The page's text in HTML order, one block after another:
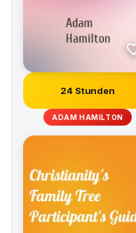
24 Stunden
ADAM HAMILTON